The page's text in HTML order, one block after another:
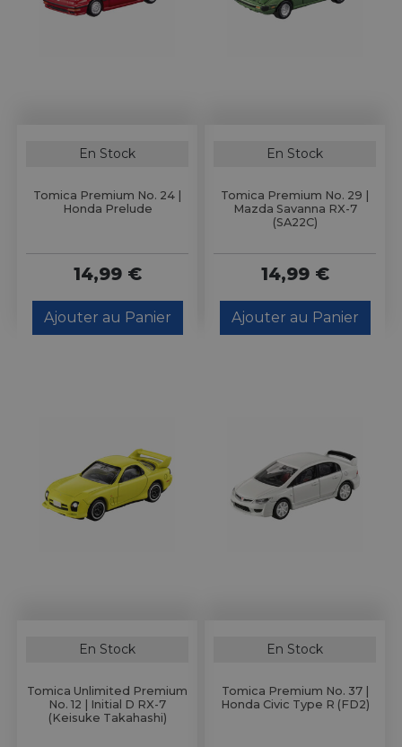
En Stock
Tomica Premium No. 24 |
Honda Prelude
14,99 €
Ajouter au Panier
En Stock
Tomica Premium No. 29 |
Mazda Savanna RX-7
(SA22C)
14,99 €
Ajouter au Panier
En Stock
Tomica Unlimited Premium
No. 12 | Initial D RX-7
(Keisuke Takahashi)
En Stock
Tomica Premium No. 37 |
Honda Civic Type R (FD2)